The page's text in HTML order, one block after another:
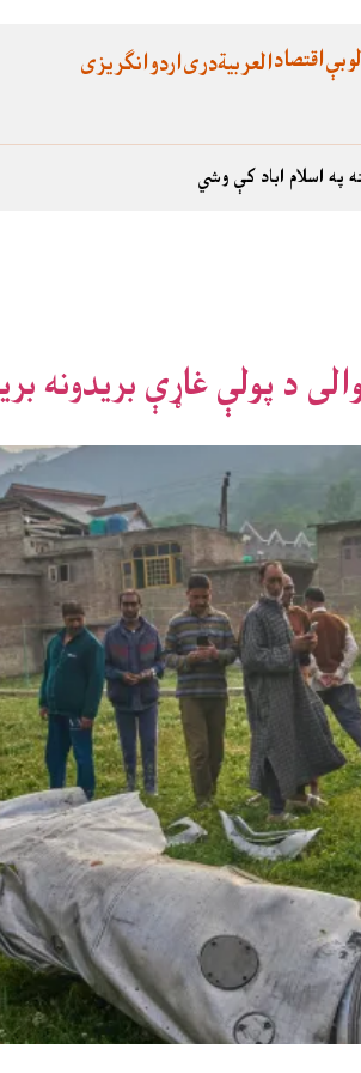
اقتصادلوبې انگریزیاردودریالعربية
په اسلام اباد کې وشي
د پولې غاړې